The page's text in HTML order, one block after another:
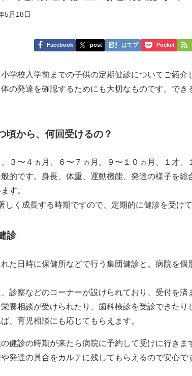
5月18日
Facebook post はてブ Pocket
学校入学前までの子供の定期健診についてご紹介
の発達を確認するためにも大切なものです。でき
頃から、何回受けるの？
３〜４ヵ月、６〜７ヵ月、９〜１０ヵ月、１才、
的です。身長、体重、運動機能、発達の様子を
す。
しく成長する時期ですので、定期的に健診を受け
診
た日時に保健所などで行う集団健診と、病院を個
診察などのコーナーが設けられており、受付を済
養相談が受けられたり、歯科検診を受診できたり
、育児相談にも応じてもらえます。
健診の時期が来たら病院に予約して受けに行きま
発達の具合をカルテに残してもらえるので安心